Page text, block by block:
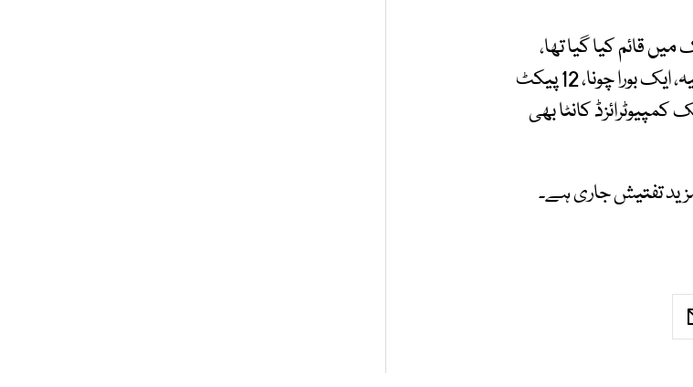
قائم کیا گیا تھا،
جہاں سے 20 تھیلیوں میں موجود 600 عدد پڑیاں ماوا، 4 بورے چھالیہ، ایک بورا چونا، 12 پیکٹ
کمپیوٹرائزڈ کانٹا بھی